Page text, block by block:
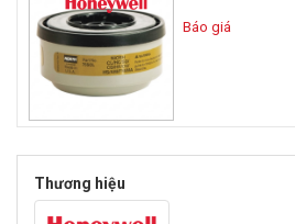
Báo giá
Thương hiệu